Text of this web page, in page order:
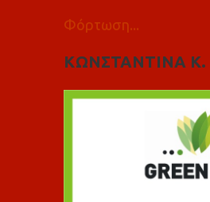
Φόρτωση...
ΚΩΝΣΤΑΝΤΙΝΑ